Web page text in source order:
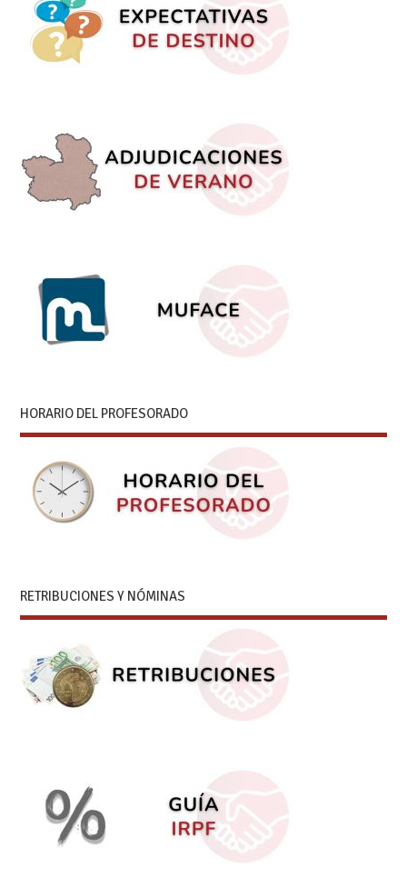
HORARIO DEL PROFESORADO
RETRIBUCIONES Y NÓMINAS